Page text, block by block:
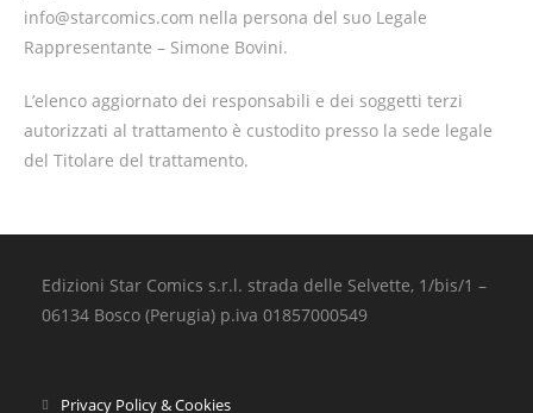
info@starcomics.com nella persona del suo Legale
Rappresentante – Simone Bovini.
L’elenco aggiornato dei responsabili e dei soggetti terzi
autorizzati al trattamento è custodito presso la sede legale
del Titolare del trattamento.
Edizioni Star Comics s.r.l. strada delle Selvette, 1/bis/1 –
06134 Bosco (Perugia) p.iva 01857000549
Privacy Policy & Cookies